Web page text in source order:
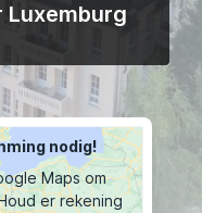
Luxemburg
nodig!
Maps om
er rekening